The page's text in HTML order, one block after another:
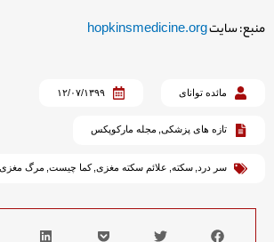
منبع: سایتhopkinsmedicine.org
مائده توانای ۱۲/۰۷/۱۳۹۹
تازه های پزشکی, مجله مارکوپکس
سر درد , سکته, علائم سکته مغزی,کما چیست, مرگ مغزی